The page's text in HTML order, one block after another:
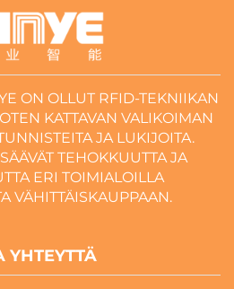
ON OLLUT RFID-TEKNIIKAN
KATTAVAN VALIKOIMAN
JA LUKIJOITA.
TEHOKKUUTTA JA
ERI TOIMIALOILLA
VÄHITTÄISKAUPPAAN.
YHTEYTTÄ